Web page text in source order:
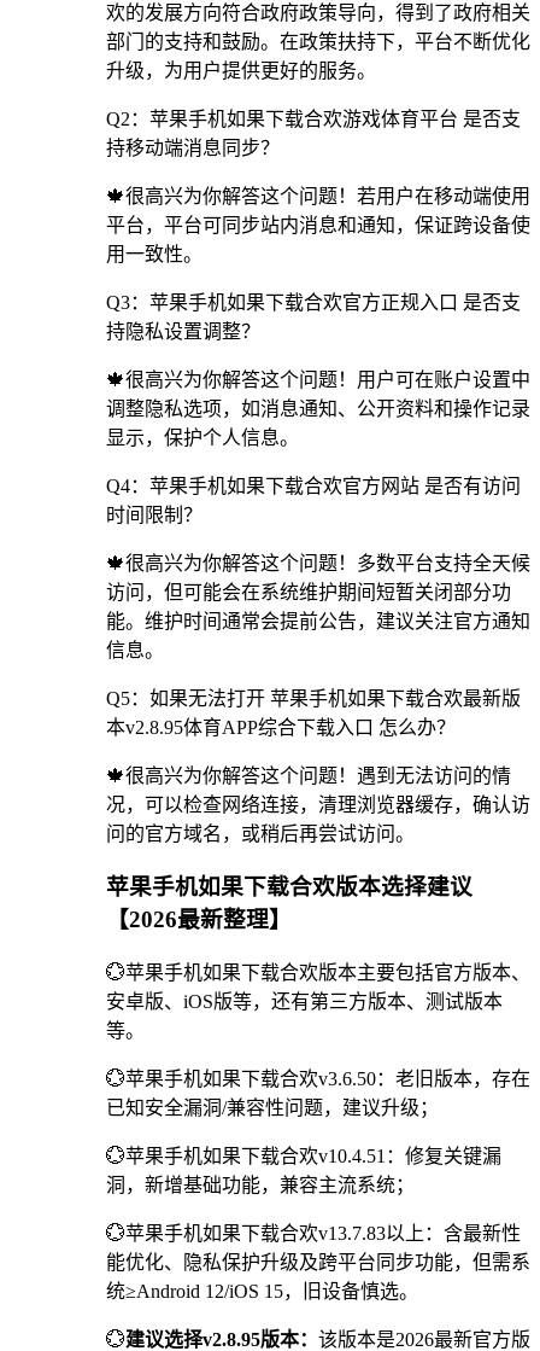
欢的发展方向符合政府政策导向，得到了政府相关
部门的支持和鼓励。在政策扶持下，平台不断优化
升级，为用户提供更好的服务。
Q2：苹果手机如果下载合欢游戏体育平台 是否支
持移动端消息同步？
🍁很高兴为你解答这个问题！若用户在移动端使用
平台，平台可同步站内消息和通知，保证跨设备使
用一致性。
Q3：苹果手机如果下载合欢官方正规入口 是否支
持隐私设置调整？
🍁很高兴为你解答这个问题！用户可在账户设置中
调整隐私选项，如消息通知、公开资料和操作记录
显示，保护个人信息。
Q4：苹果手机如果下载合欢官方网站 是否有访问
时间限制？
🍁很高兴为你解答这个问题！多数平台支持全天候
访问，但可能会在系统维护期间短暂关闭部分功
能。维护时间通常会提前公告，建议关注官方通知
信息。
Q5：如果无法打开 苹果手机如果下载合欢最新版
本v2.8.95体育APP综合下载入口 怎么办？
🍁很高兴为你解答这个问题！遇到无法访问的情
况，可以检查网络连接，清理浏览器缓存，确认访
问的官方域名，或稍后再尝试访问。
苹果手机如果下载合欢版本选择建议
【2026最新整理】
💮苹果手机如果下载合欢版本主要包括官方版本、
安卓版、iOS版等，还有第三方版本、测试版本
等。
💮苹果手机如果下载合欢v3.6.50：老旧版本，存在
已知安全漏洞/兼容性问题，建议升级；
💮苹果手机如果下载合欢v10.4.51：修复关键漏
洞，新增基础功能，兼容主流系统；
💮苹果手机如果下载合欢v13.7.83以上：含最新性
能优化、隐私保护升级及跨平台同步功能，但需系
统≥Android 12/iOS 15，旧设备慎选。
💮建议选择v2.8.95版本： 该版本是2026最新官方版